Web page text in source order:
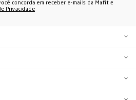
concorda em receber e-mails da Mafit e
Privacidade